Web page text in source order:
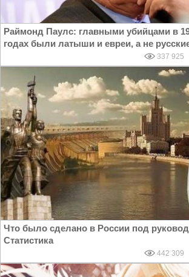
Раймонд Паулс: главными убийцами в
годах были латыши и евреи, а не
337 925
Что было сделано в России под
Статистика
442 309